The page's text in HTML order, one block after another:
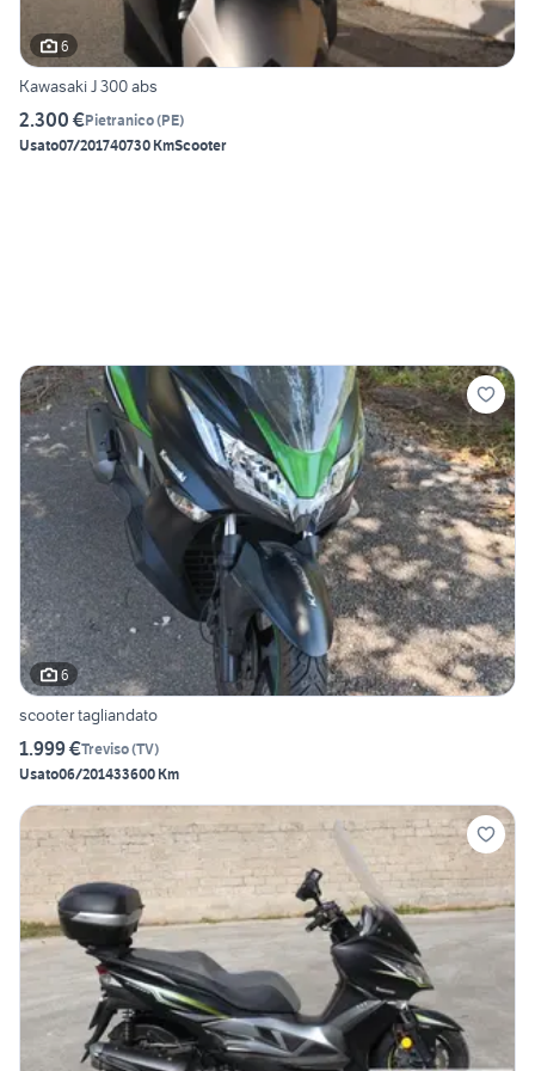
6
Kawasaki J 300 abs
2.300 €Pietranico(PE)
Usato07/201740730 KmScooter
6
scooter tagliandato
1.999 €Treviso(TV)
Usato06/201433600 Km